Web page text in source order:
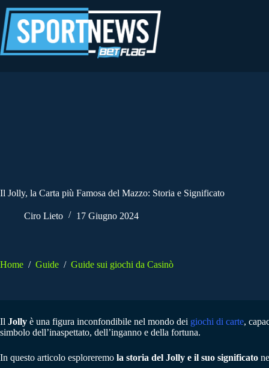
al
contenuto
Il Jolly, la Carta più Famosa del Mazzo: Storia e Significato
Ciro Lieto 17 Giugno 2024
Home / Guide / Guide sui giochi da Casinò
Il Jolly è una figura inconfondibile nel mondo dei giochi di carte,
simbolo dell’inaspettato, dell’inganno e della fortuna.
In questo articolo esploreremo la storia del Jolly e il suo significato